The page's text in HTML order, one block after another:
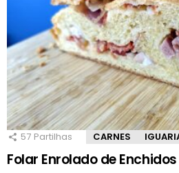
57 Partilhas CARNES
Folar Enrolado de Enchidos